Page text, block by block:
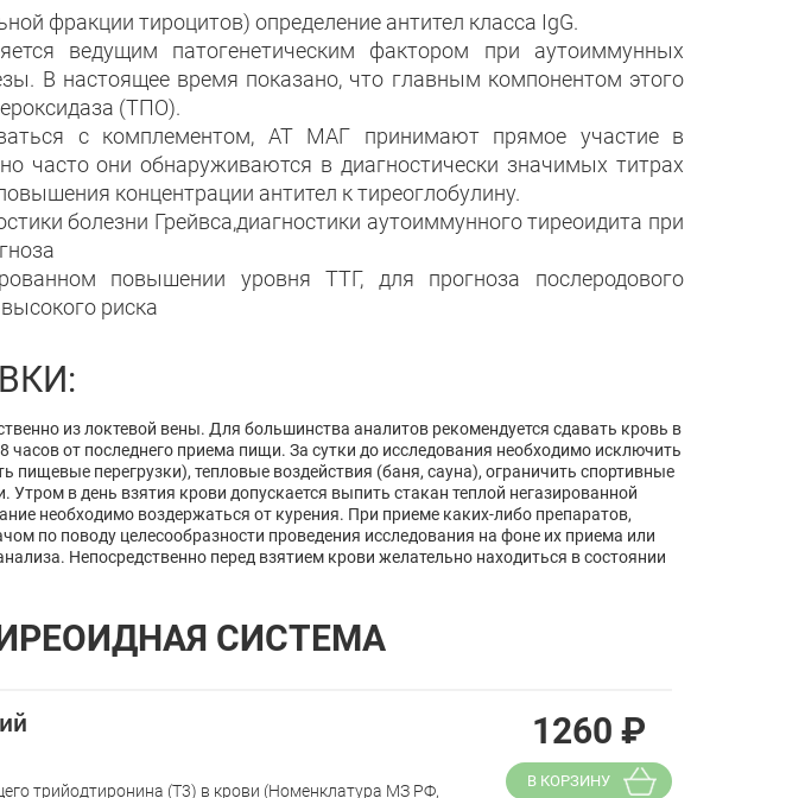
фракции тироцитов) определение антител класса IgG.
ведущим патогенетическим фактором при аутоиммунных
В настоящее время показано, что главным компонентом этого
(ТПО).
с комплементом, АТ МАГ принимают прямое участие в
часто они обнаруживаются в диагностически значимых титрах
концентрации антител к тиреоглобулину.
болезни Грейвса,диагностики аутоиммунного тиреоидита при
повышении уровня ТТГ, для прогноза послеродового
риска
из локтевой вены. Для большинства аналитов рекомендуется сдавать кровь в
часов от последнего приема пищи. За сутки до исследования необходимо исключить
перегрузки), тепловые воздействия (баня, сауна), ограничить спортивные
в день взятия крови допускается выпить стакан теплой негазированной
необходимо воздержаться от курения. При приеме каких-либо препаратов,
по поводу целесообразности проведения исследования на фоне их приема или
Непосредственно перед взятием крови желательно находиться в состоянии
СИСТЕМА
трийодтиронина (Т3) в крови (Номенклатура МЗ РФ,
1260 ₽
В КОРЗИНУ